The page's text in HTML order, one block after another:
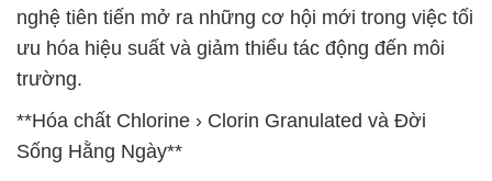
nghệ tiên tiến mở ra những cơ hội mới trong việc tối
ưu hóa hiệu suất và giảm thiểu tác động đến môi
trường.
**Hóa chất Chlorine › Clorin Granulated và Đời
Sống Hằng Ngày**